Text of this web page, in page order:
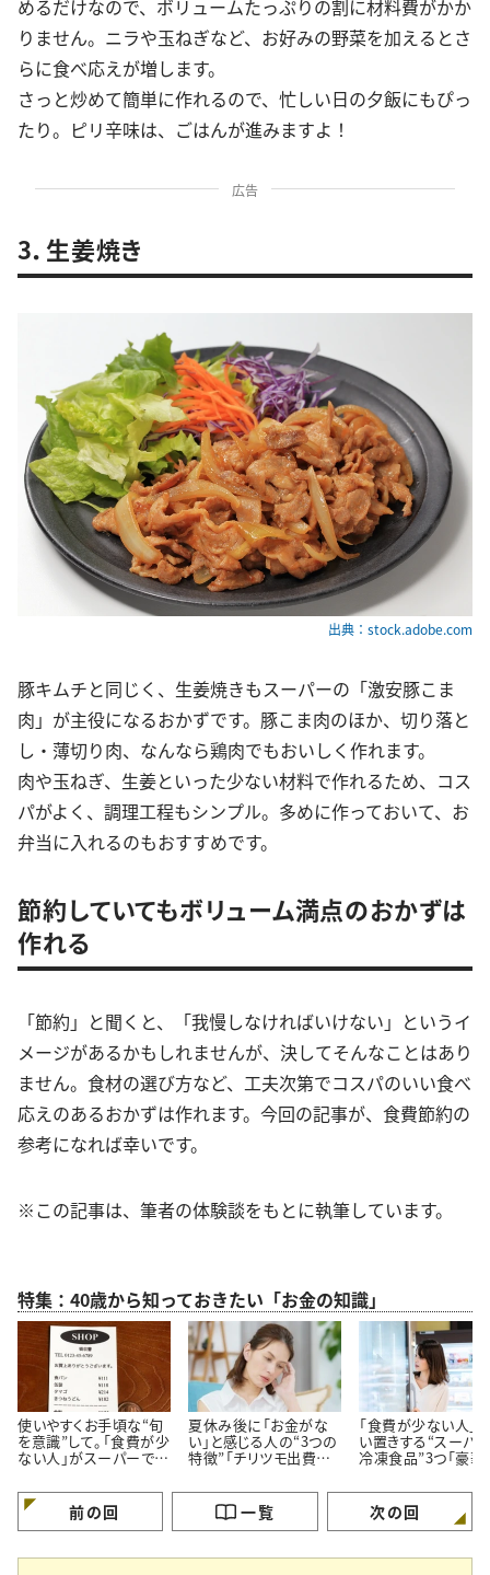
めるだけなので、ボリュームたっぷりの割に材料費がかか
りません。ニラや玉ねぎなど、お好みの野菜を加えるとさ
らに食べ応えが増します。
さっと炒めて簡単に作れるので、忙しい日の夕飯にもぴっ
たり。ピリ辛味は、ごはんが進みますよ！
広告
3．生姜焼き
出典：stock.adobe.com
豚キムチと同じく、生姜焼きもスーパーの「激安豚こま
肉」が主役になるおかずです。豚こま肉のほか、切り落と
し・薄切り肉、なんなら鶏肉でもおいしく作れます。
肉や玉ねぎ、生姜といった少ない材料で作れるため、コス
パがよく、調理工程もシンプル。多めに作っておいて、お
弁当に入れるのもおすすめです。
節約していてもボリューム満点のおかずは
作れる
「節約」と聞くと、「我慢しなければいけない」というイ
メージがあるかもしれませんが、決してそんなことはあり
ません。食材の選び方など、工夫次第でコスパのいい食べ
応えのあるおかずは作れます。今回の記事が、食費節約の
参考になれば幸いです。
※この記事は、筆者の体験談をもとに執筆しています。
特集：40歳から知っておきたい「お金の知識」
使いやすくお手頃な“旬
を意識”して。「食費が少
ない人」がスーパーでよ
夏休み後に「お金がな
い」と感じる人の“3つの
特徴”「チリツモ出費に
「食費が少ない人」
い置きする“スーパ
冷凍食品”3つ「豪華
る」
前の回 一覧 次の回